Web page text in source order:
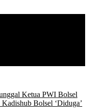
Ketua PWI Bolsel
Bolsel ‘Diduga’